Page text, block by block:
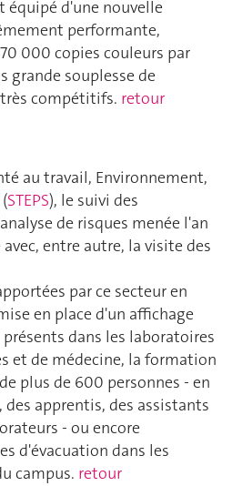
équipé d'une nouvelle
performante,
000 copies couleurs par
grande souplesse de
compétitifs. retour
au travail, Environnement,
STEPS), le suivi des
de risques menée l'an
entre autre, la visite des
par ce secteur en
en place d'un affichage
dans les laboratoires
et de médecine, la formation
plus de 600 personnes - en
apprentis, des assistants
- ou encore
d'évacuation dans les
campus. retour